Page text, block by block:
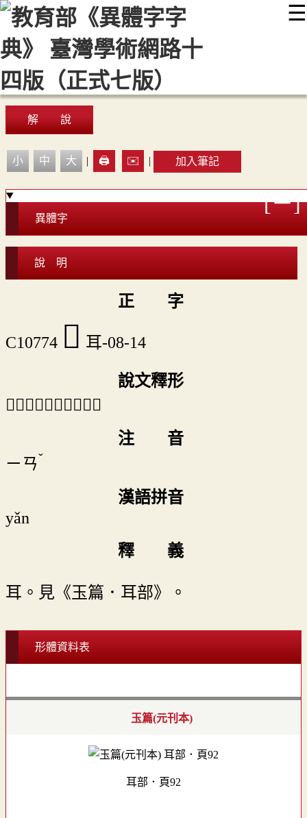
☰
::: 最新消息 常見問題 編輯說明
顯示模式
網站導覽
解 說
小 中 大 | 🖨️ ✉️ | 加入筆記
異體字
說 明
正 字
C10774 𦖈 耳-08-14
說文釋形
「𦖈」《說文》不錄。
注 音
ㄧㄢˇ
漢語拼音
yǎn
釋 義
耳。見《玉篇．耳部》。
形體資料表
玉篇(元刊本)
耳部．頁92